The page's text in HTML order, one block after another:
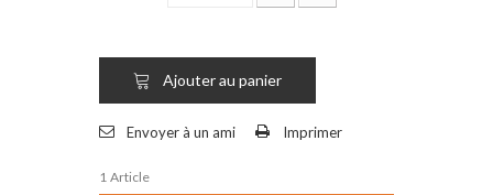
Ajouter au panier
Envoyer à un ami Imprimer
1 Article